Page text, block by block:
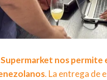
Supermarket nos permite
. La entrega de